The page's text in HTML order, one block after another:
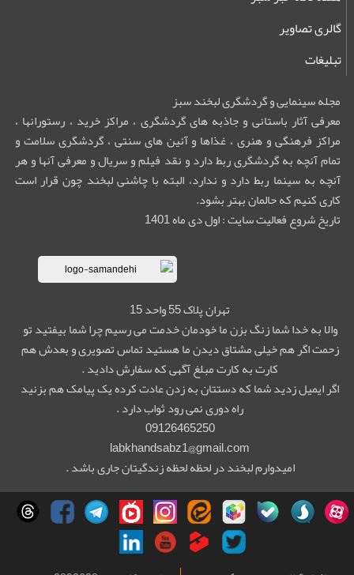
گالری تصاویر
تبلیغات
مجله سینمایی و گردشگری لبخند سبز
معرفی آثار باستانی و جاذبه های گردشگری ، مراکز خرید ، رستورانها ،
مراکز فرهنگی و هنری ، غذاها و آئین های سنتی ، گردشگری سلامت و
تمام آنچه به گردشگری ربط دارد و نقد فیلم و سریال و معرفی آنها و هر
آنچه به سینما ربط دارد و ندارد، البته با چاشنی لبخند چون قرار است
کاری کنیم که حالمان بهتر بشود.
تاریخ شروع فعالیت سایت : اول دی ماه 1401
تهران پلاک 55 واحد 15
والا به خدا شما زنگ بزن ما خودمان خدمت می رسیم چرا شما بیفتید تو
زحمت اگر هم خیلی مشتاق دیدن ما هستید تماس تصویری و بعدش هم
کارت به کارت مبلغ آگهی که سفارش دادید .
اگر ایمیل زدید شما که دستتان به زدن عادت کرده یک پیامک هم بزنید
راه دوری نمی رود ثواب دارد .
09126465250
labkhandsabz1@gmail.com
امیدوارم لبخند در لحظه لحظه زندگیتان جاری باشد .